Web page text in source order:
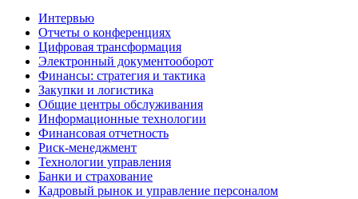
Интервью
Отчеты о конференциях
Цифровая трансформация
Электронный документооборот
Финансы: стратегия и тактика
Закупки и логистика
Общие центры обслуживания
Информационные технологии
Финансовая отчетность
Риск-менеджмент
Технологии управления
Банки и страхование
Кадровый рынок и управление персоналом